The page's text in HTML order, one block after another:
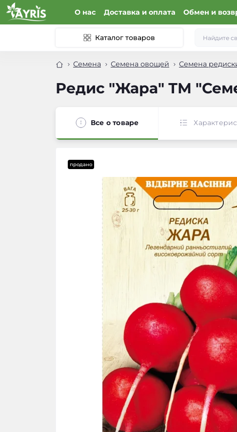
О нас Доставка и оплата Обмен и
Каталог товаров
Семена Семена овощей Семена
Редис "Жара" ТМ
Все о товаре
продано